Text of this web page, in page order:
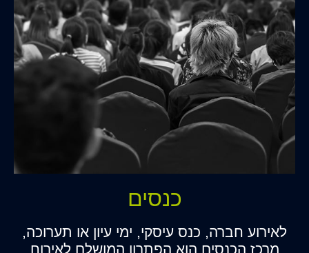
כנסים
לאירוע חברה, כנס עיסקי, ימי עיון או תערוכה,
מרכז הכנסים הוא הפתרון המושלם לאירוח